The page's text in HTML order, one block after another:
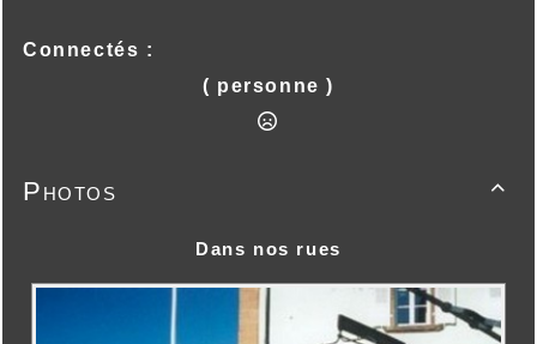
Connectés :
( personne )

Photos
Dans nos rues